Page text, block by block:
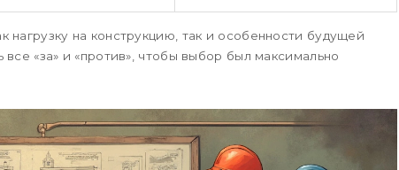
нагрузку на конструкцию, так и особенности будущей
«за» и «против», чтобы выбор был максимально